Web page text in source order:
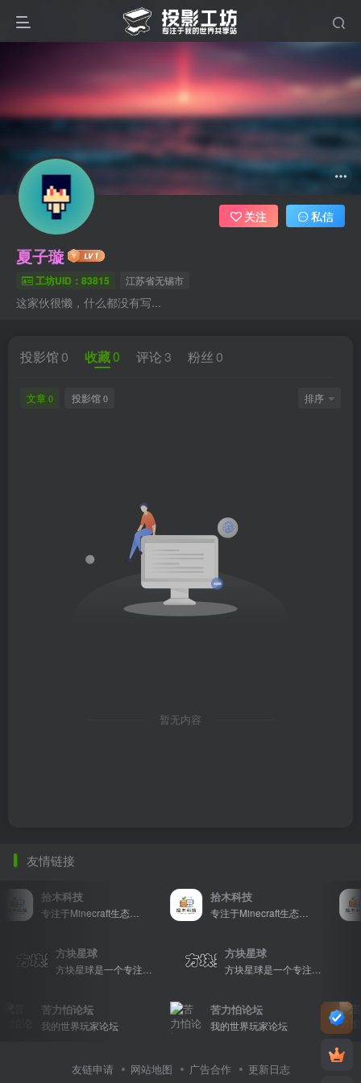
夏子璇
工坊UID：83815 江苏省无锡市
这家伙很懒，什么都没有写...
关注 私信
投影馆 0 收藏0 评论 3 粉丝 0
文章 0 投影馆 0 排序
暂无内容
友情链接
拾木科技
专注于Minecraft生态建设
拾木科技
专注于Minecraft生态建设
方块星球
方块星球是一个专注于我的世界的中文论坛，提供丰富的资源分享、玩家交流和创意展示，包括地图、皮肤、数据包等内容，打造Minecraft玩家的专属社区乐园！
方块星球
方块星球是一个专注于我的世界的中文论坛，提供丰富的资源分享、玩家交流和创意展示，包括地图、皮肤、数据包等内容，打造Minecraft玩家的专属社区乐园！
苦力怕论坛
我的世界玩家论坛
苦力怕论坛
我的世界玩家论坛
友链申请 网站地图 广告合作 更新日志